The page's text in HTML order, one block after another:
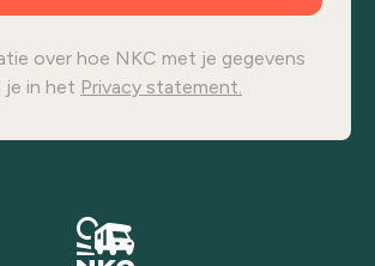
over hoe NKC met je gegevens
je in het Privacy statement.